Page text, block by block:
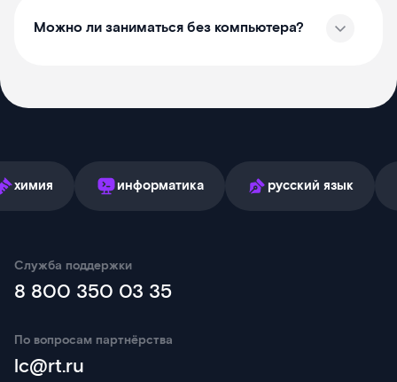
Можно ли заниматься без компьютера?
информатика русский язык
Служба поддержки
8 800 350 03 35
По вопросам партнёрства
lc@rt.ru